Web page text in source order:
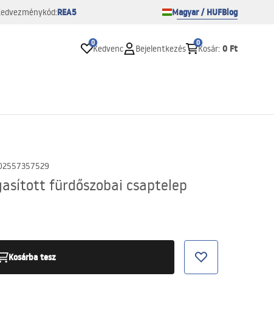
REA5 Magyar / HUFBlog
0
Kedvenc Bejelentkezés
0
Kosár: 0 Ft
fürdőszobai csaptelep
Kosárba tesz